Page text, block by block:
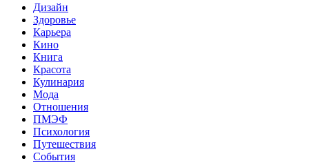
Дизайн
Здоровье
Карьера
Кино
Книга
Красота
Кулинария
Мода
Отношения
ПМЭФ
Психология
Путешествия
События